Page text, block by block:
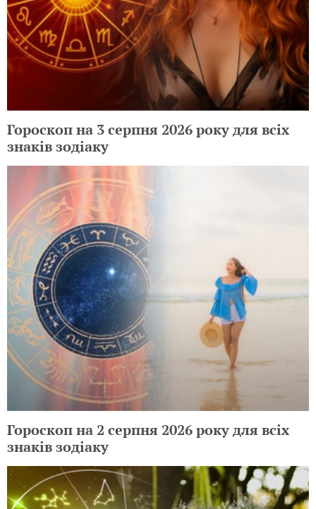
Гороскоп на 3 серпня 2026 року для всіх
знаків зодіаку
Гороскоп на 2 серпня 2026 року для всіх
знаків зодіаку